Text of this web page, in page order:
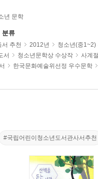
년 문학
분류
서 추천 2012년
청소년(중1~2)
서 청소년문학상 수상작
사계
한국문화예술위선정 우수문학
#국립어린이청소년도서관사서추천